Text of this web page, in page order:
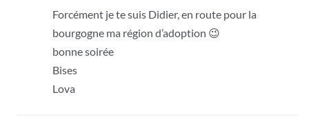
Forcément je te suis Didier, en route pour la
bourgogne ma région d’adoption 😉
bonne soirée
Bises
Lova